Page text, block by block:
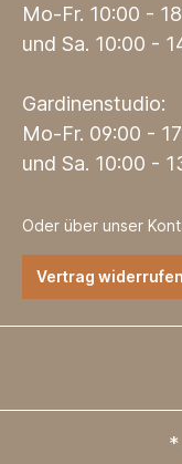
Mo-Fr. 10:00 -
und Sa. 10:00 -
Gardinenstudio:
Mo-Fr. 09:00 -
und Sa. 10:00 -
Oder über unser
Vertrag widerrufen
*